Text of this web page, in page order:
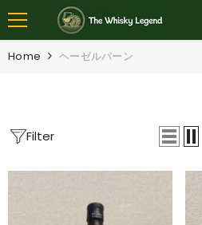
SKIP TO CONTENT
Home ヘーゼルバーン
Filter